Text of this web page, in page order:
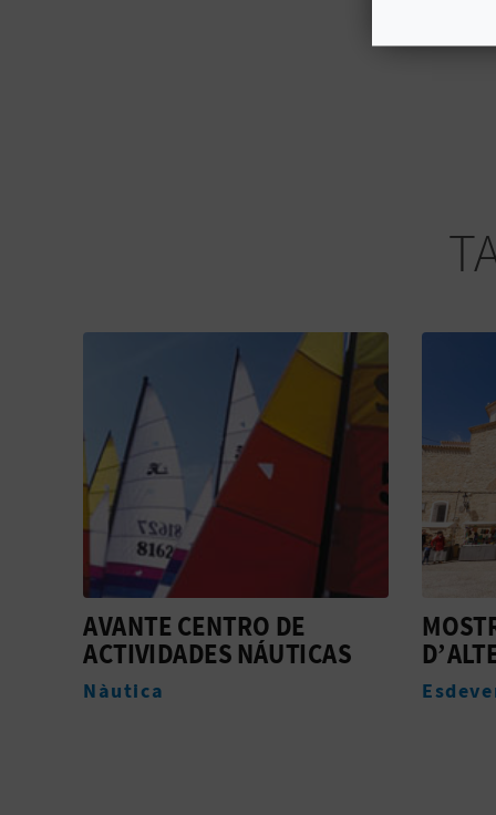
MOSTRA D’ARTESANIA
D’ALTEA
Esdeveniments
SH